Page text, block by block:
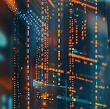
La plateforme
vos meilleurs
d’abonnés :
studios.
Français